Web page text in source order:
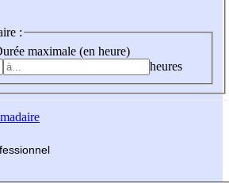
:
maximale (en heure)
heures
fessionnel